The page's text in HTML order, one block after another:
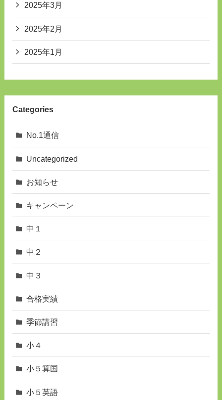
2025年3月
2025年2月
2025年1月
Categories
No.1通信
Uncategorized
お知らせ
キャンペーン
中１
中２
中３
合格実績
季節講習
小４
小５算国
小５英語